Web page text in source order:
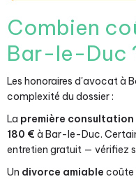
Combien
Bar-le-Duc
Les honoraires d'avocat à
complexité du dossier :
La première consultation
180 € à Bar-le-Duc.
entretien gratuit — vérifiez
Un divorce amiable coûte